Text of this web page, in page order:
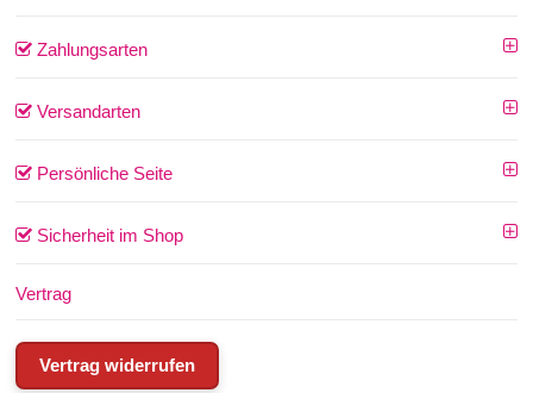
Zahlungsarten
Versandarten
Persönliche Seite
Sicherheit im Shop
Vertrag
Vertrag widerrufen